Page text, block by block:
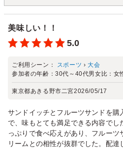
美味しい！！
5.0
ご利用シーン： スポーツ ›大会
参加者の年齢：30代～40代男女比： 女
東京都あきる野市二宮2026/05/17
サンドイッチとフルーツサンドを購
で、味もとても満足できる内容でし
っぷりで食べ応えがあり、フルーツ
リームとの相性が抜群でした。配達